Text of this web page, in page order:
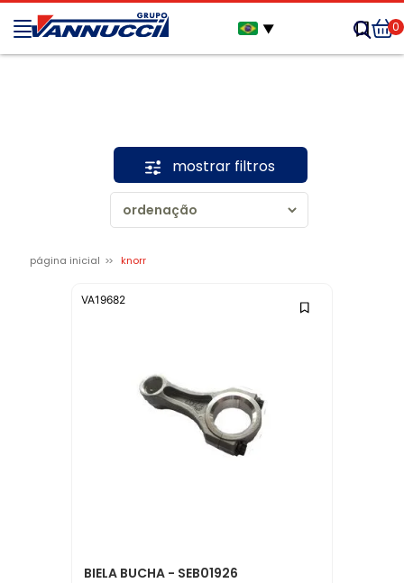
▼ 0
mostrar filtros
página inicial knorr
BIELA BUCHA - SEB01926
VA19682